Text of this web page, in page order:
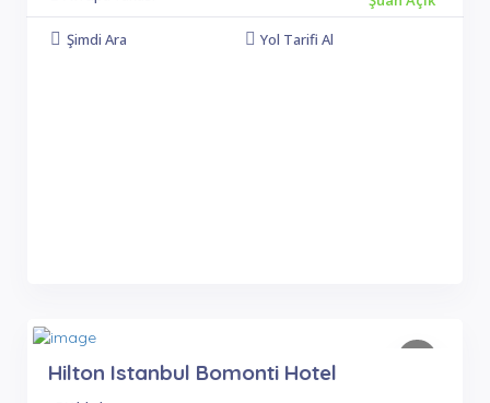
Şimdi Ara
Yol Tarifi Al
Hilton Istanbul Bomonti Hotel